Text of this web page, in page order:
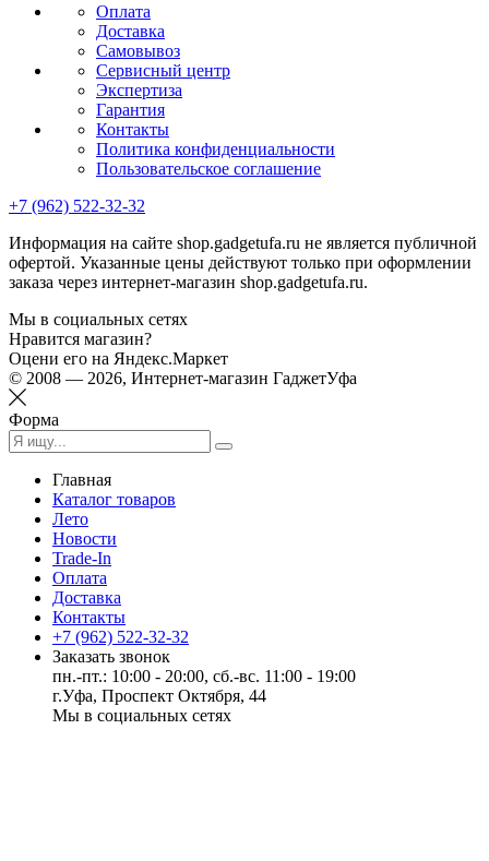
Оплата
Доставка
Самовывоз
Сервисный центр
Экспертиза
Гарантия
Контакты
Политика конфиденциальности
Пользовательское соглашение
+7 (962) 522-32-32
Информация на сайте shop.gadgetufa.ru не является публичной
офертой. Указанные цены действуют только при оформлении
заказа через интернет-магазин shop.gadgetufa.ru.
Мы в социальных сетях
Нравится магазин?
Оцени его на Яндекс.Маркет
© 2008 — 2026, Интернет-магазин ГаджетУфа
Форма
Главная
Каталог товаров
Лето
Новости
Trade-In
Оплата
Доставка
Контакты
+7 (962) 522-32-32
Заказать звонок
пн.-пт.: 10:00 - 20:00, сб.-вс. 11:00 - 19:00
г.Уфа, Проспект Октября, 44
Мы в социальных сетях